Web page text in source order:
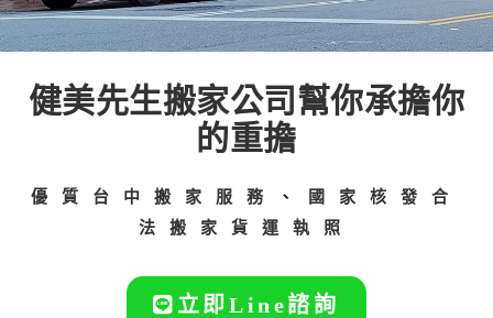
健美先生搬家公司幫你承擔你
的重擔
優質台中搬家服務、國家核發合
法搬家貨運執照
立即Line諮詢